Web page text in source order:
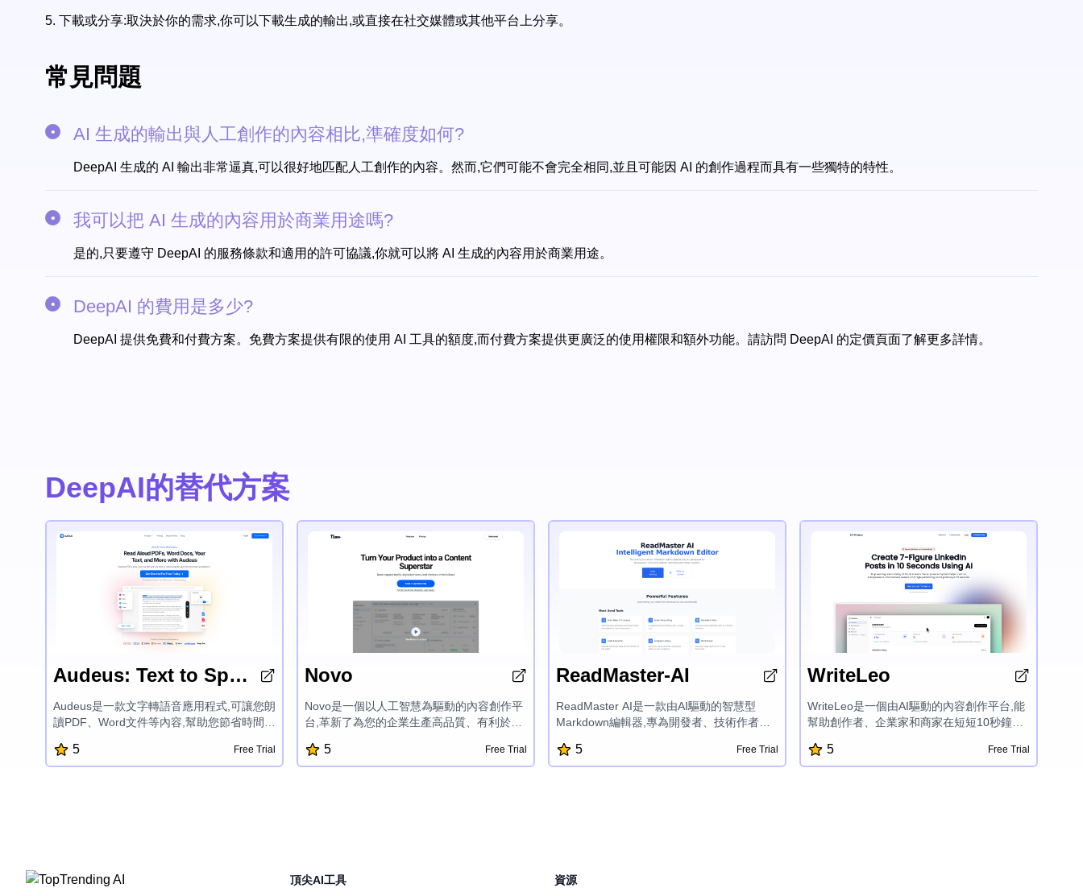
5. 下載或分享:取決於你的需求,你可以下載生成的輸出,或直接在社交媒體或其他平台上分享。
常見問題
AI 生成的輸出與人工創作的內容相比,準確度如何?
DeepAI 生成的 AI 輸出非常逼真,可以很好地匹配人工創作的內容。然而,它們可能不會完全相同,並且可能因 AI 的創作過程而具有一些獨特的特性。
我可以把 AI 生成的內容用於商業用途嗎?
是的,只要遵守 DeepAI 的服務條款和適用的許可協議,你就可以將 AI 生成的內容用於商業用途。
DeepAI 的費用是多少?
DeepAI 提供免費和付費方案。免費方案提供有限的使用 AI 工具的額度,而付費方案提供更廣泛的使用權限和額外功能。請訪問 DeepAI 的定價頁面了解更多詳情。
DeepAI的替代方案
Audeus: Text to Speech Reader
Audeus是一款文字轉語音應用程式,可讓您朗
讀PDF、Word文件等內容,幫助您節省時間、
有逼真的語音,可流暢地標示文本,並能自訂播
放速度,為您帶來全新的閱讀體驗,提升專注力
5 Free Trial
Novo
Novo是一個以人工智慧為驅動的內容創作平
台,革新了為您的企業生產高品質、有利於搜
的操作介面,Novo提供了各式各樣量身定制的
內容創意,流暢的即時編輯功能,以及即時生成
5 Free Trial
ReadMaster-AI
ReadMaster AI是一款由AI驅動的智慧型
Markdown編輯器,專為開發者、技術作者和
能,包括自動目錄、智能格式化、元數據編輯
器、代碼執行、代碼片段庫、版本歷史和AI
5 Free Trial
WriteLeo
WriteLeo是一個由AI驅動的內容創作平台,能
幫助創作者、企業家和商家在短短10秒鐘內
括AI撰寫、智能排程發布、績效追蹤,以及一
鍵發佈,是個人品牌建立和在該平台增加受眾
5 Free Trial
頂尖AI工具 資源